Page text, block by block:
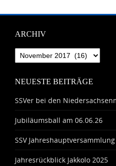
ARCHIV
Archiv
NEUESTE BEITRÄGE
SSVer bei den
Jubiläumsball am 06.06.26
SSV Jahreshauptversammlung
Jahresrückblick Jakkolo 2025